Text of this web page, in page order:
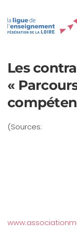
Accéder au
Les
«
(Sources: